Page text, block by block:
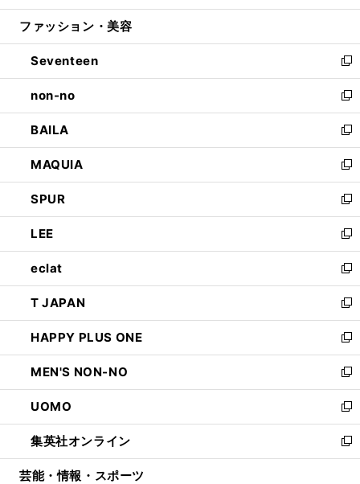
開
ウ
開
く
ン
ウ
で
開
く
ウ
ン
ド
ウ
で
開
く
ファッション・美容
Seventeen
新
し
い
ウ
ィ
ン
ド
ウ
で
開
く
non-no
新
し
い
ウ
ィ
ン
ド
ウ
で
開
く
BAILA
新
し
い
ウ
ィ
ン
ド
ウ
で
開
く
MAQUIA
新
し
い
ウ
ィ
ン
ド
ウ
で
開
く
SPUR
新
し
い
ウ
ィ
ン
ド
ウ
で
開
く
LEE
新
し
い
ウ
ィ
ン
ド
ウ
で
開
く
eclat
新
し
い
ウ
ィ
ン
ド
ウ
で
開
く
T JAPAN
新
し
い
ウ
ィ
ン
ド
ウ
で
開
HAPPY PLUS ONE
新
し
い
ウ
ィ
ン
ド
ウ
MEN'S NON-NO
新
し
い
ウ
ィ
ン
UOMO
新
し
い
ウ
集英社オンライン
新
し
芸能・情報・スポーツ